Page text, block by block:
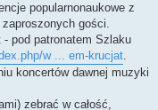
popularnonaukowe z
gości.
- pod patronatem Szlaku
w ... em-krucjat.
koncertów dawnej muzyki
zebrać w całość,